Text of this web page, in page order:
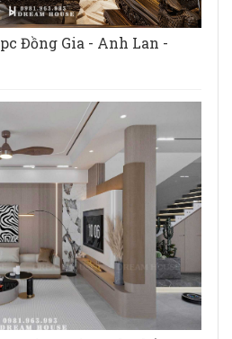
Đồng Gia - Anh Lan -